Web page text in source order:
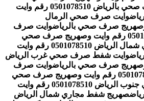
وايت شفط صرف صحي بالرياض 0501078510 رقم وايت
وايت صرف صحي الرمال
وايت صرف
صحي حي طويق 0501078510 رقم وايت وصهريج صرف صحي
وايت صرف صحي شمال الرياض 0501078510 رقم وايت
وايت شفط صرف صحي غرب الرياض
وايت صرف
صحي شرق الرياض 0501078510 رقم وايت وصهريج صرف صحي
وايت صرف صحي جنوب الرياض 0501078510 رقم وايت
صهريج شفط مجاري شمال الرياض